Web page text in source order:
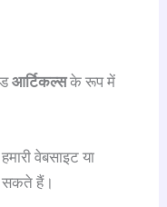
आर्टिकल्सके रूप में
वेबसाइट या
सकते हैं।